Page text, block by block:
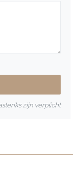
zijn verplicht